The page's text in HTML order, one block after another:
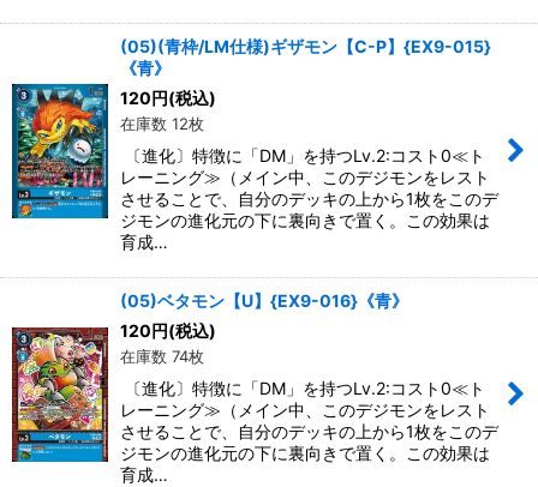
(05)(青枠/LM仕様)ギザモン【C-P】{EX9-015}
《青》
120 円(税込)
在庫数 12枚
〔進化〕特徴に「DM」を持つLv.2:コスト0≪ト
レーニング≫（メイン中、このデジモンをレスト
させることで、自分のデッキの上から1枚をこのデ
ジモンの進化元の下に裏向きで置く。この効果は
育成…
(05)ベタモン【U】{EX9-016}《青》
120 円(税込)
在庫数 74枚
〔進化〕特徴に「DM」を持つLv.2:コスト0≪ト
レーニング≫（メイン中、このデジモンをレスト
させることで、自分のデッキの上から1枚をこのデ
ジモンの進化元の下に裏向きで置く。この効果は
育成…